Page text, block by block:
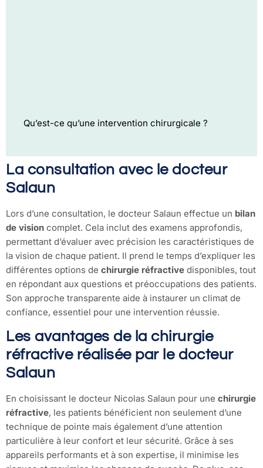
Qu’est-ce qu’une intervention chirurgicale ?
La consultation avec le docteur
Salaun
Lors d’une consultation, le docteur Salaun effectue un bilan
de vision complet. Cela inclut des examens approfondis,
permettant d’évaluer avec précision les caractéristiques de
la vision de chaque patient. Il prend le temps d’expliquer les
différentes options de chirurgie réfractive disponibles, tout
en répondant aux questions et préoccupations des patients.
Son approche transparente aide à instaurer un climat de
confiance, essentiel pour une intervention réussie.
Les avantages de la chirurgie
réfractive réalisée par le docteur
Salaun
En choisissant le docteur Nicolas Salaun pour une chirurgie
réfractive, les patients bénéficient non seulement d’une
technique de pointe mais également d’une attention
particulière à leur confort et leur sécurité. Grâce à ses
appareils performants et à son expertise, il minimise les